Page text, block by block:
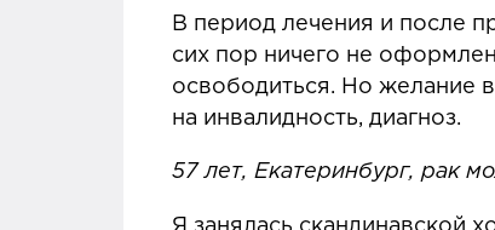
В период лечения и после
сих пор ничего не
освободиться. Но желание
на инвалидность, диагноз.
57 лет, Екатеринбург, рак